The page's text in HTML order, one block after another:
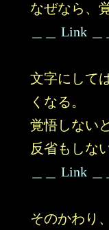
なぜなら、
＿＿ Link ＿
文字にして
くなる。
覚悟しない
反省もしな
＿＿ Link ＿
そのかわり